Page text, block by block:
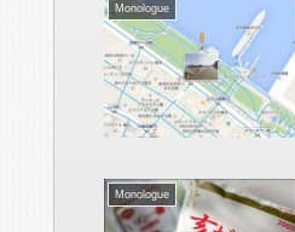
Monologue
Monologue